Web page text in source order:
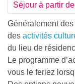
Séjour à partir
Généralement
des activités
du lieu de
Le programme
vous le feriez